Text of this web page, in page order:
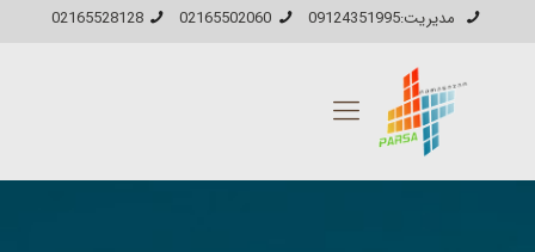
مدیریت:09124351995 02165502060
02165528128